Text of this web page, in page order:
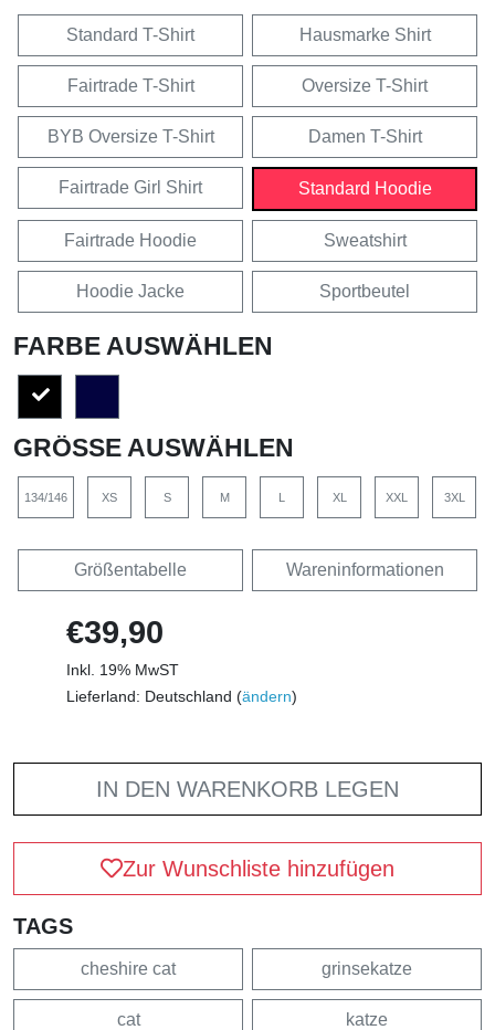
Standard T-Shirt Hausmarke Shirt
Fairtrade T-Shirt Oversize T-Shirt
BYB Oversize T-Shirt Damen T-Shirt
Fairtrade Girl Shirt Standard Hoodie
Fairtrade Hoodie Sweatshirt
Hoodie Jacke Sportbeutel
FARBE AUSWÄHLEN
GRÖSSE AUSWÄHLEN
134/146 XS S M L XL XXL 3XL
Größentabelle Wareninformationen
€39,90
Inkl. 19% MwST
Lieferland: Deutschland (ändern)
IN DEN WARENKORB LEGEN
Zur Wunschliste hinzufügen
TAGS
cheshire cat grinsekatze
cat katze